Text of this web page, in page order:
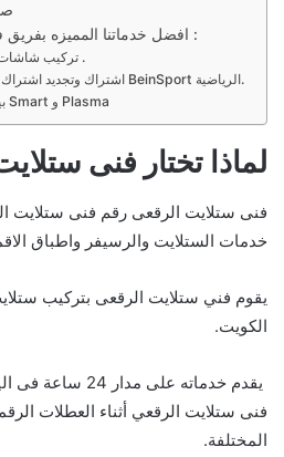
افضل خدماتنا المميزه بفريق فني ستلايت الرقعي :
تركيب شاشات و تلفزيونات بلازما .
اشتراك وتجديد اشتراك قنوات بين سبورت BeinSport الرياضية.
بيع شاشات تلفزيون Smart و Plasma
لماذا تختار فنى
فنى ستلايت الرقعى رقم فنى ستلايت
خدمات الستلايت والرسيفر واطباق
يقوم فني ستلايت الرقعى بتركيب
الكويت.
فنى ستلايت الرقعي أثناء العطلات
المختلفة.